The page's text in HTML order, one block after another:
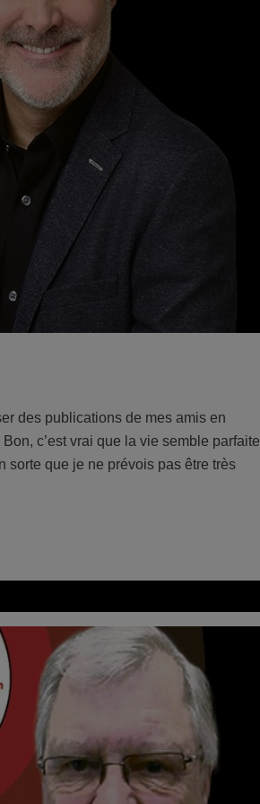
des publications de mes amis en
c’est vrai que la vie semble parfaite
sorte que je ne prévois pas être très